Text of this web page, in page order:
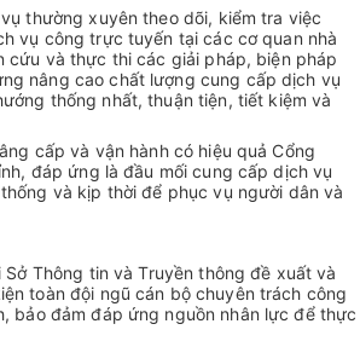
thường xuyên theo dõi, kiểm tra việc
vụ công trực tuyến tại các cơ quan nhà
cứu và thực thi các giải pháp, biện pháp
nâng cao chất lượng cung cấp dịch vụ
thống nhất, thuận tiện, tiết kiệm và
cấp và vận hành có hiệu quả Cổng
đáp ứng là đầu mối cung cấp dịch vụ
và kịp thời để phục vụ người dân và
Thông tin và Truyền thông đề xuất và
toàn đội ngũ cán bộ chuyên trách công
bảo đảm đáp ứng nguồn nhân lực để thực